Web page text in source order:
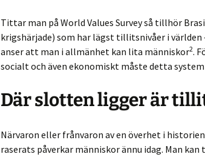
Tittar man på World Values Survey så tillhör
krigshärjade) som har lägst tillitsnivåer i världen
anser att man i allmänhet kan lita människor2.
socialt och även ekonomiskt måste detta
Där slotten ligger är
Närvaron eller frånvaron av en överhet i
raserats påverkar människor ännu idag. Man kan